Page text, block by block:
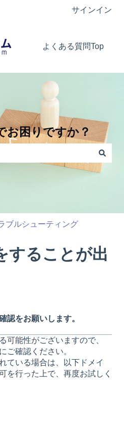
ーを表示 サインイン
よくある質問Top
お困りですか？
、候補はありません。
ブルシューティング
することが出
認をお願いします。
可能性がございますので、
ご確認ください。
ている場合は、以下ドメイ
を行った上で、再度お試しく